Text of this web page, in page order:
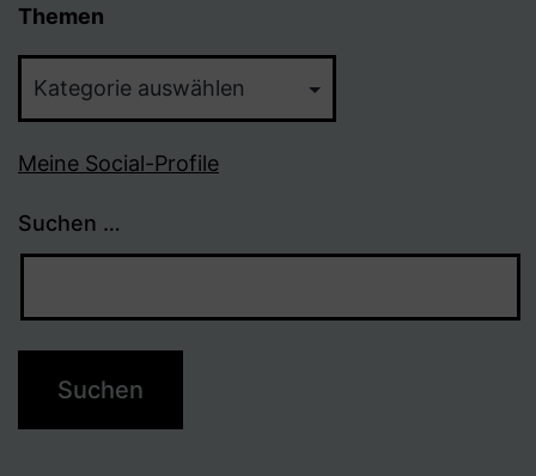
Themen
Meine Social-Profile
Suchen …